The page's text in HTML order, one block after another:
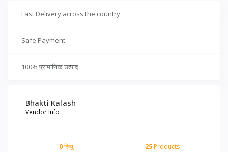
Fast Delivery across the country
Safe Payment
100% प्रामाणिक उत्पाद
Bhakti Kalash
Vendor Info
0रिव्यु 25Products